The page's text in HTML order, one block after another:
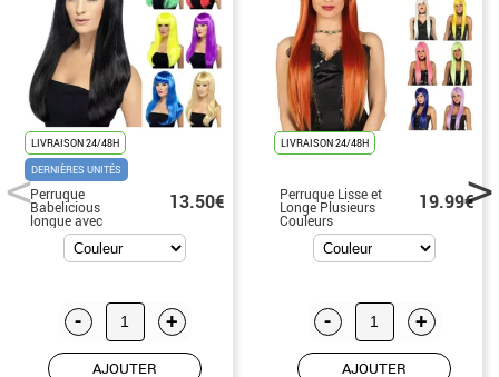
LIVRAISON 24/48H
DERNIÈRES UNITÉS
Perruque
Babelicious
longue avec
frange en
différentes
couleurs
13.50€
- +
AJOUTER
LIVRAISON 24/48H
Perruque Lisse et
Longe Plusieurs
Couleurs
19.99€
- +
AJOUTER